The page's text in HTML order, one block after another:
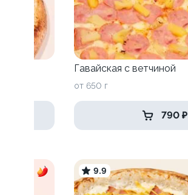
Гавайская c ветчиной
от 650 г
790 ₽
9.9